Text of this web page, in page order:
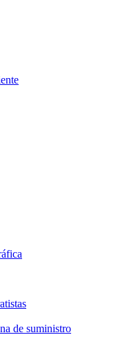
de suministro